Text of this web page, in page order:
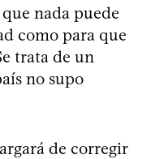
nada puede
como para que
trata de un
no supo
de corregir